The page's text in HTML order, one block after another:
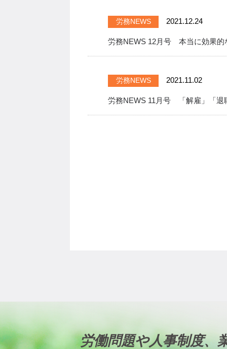
労務NEWS 2021.12.24
労務NEWS 12月号 本当に効果的
労務NEWS 2021.11.02
労務NEWS 11月号 「解雇」「退
労働問題や人事制度、